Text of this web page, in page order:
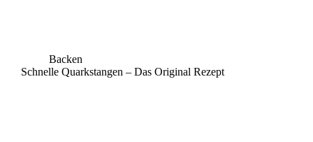
Backen
Schnelle Quarkstangen – Das Original Rezept